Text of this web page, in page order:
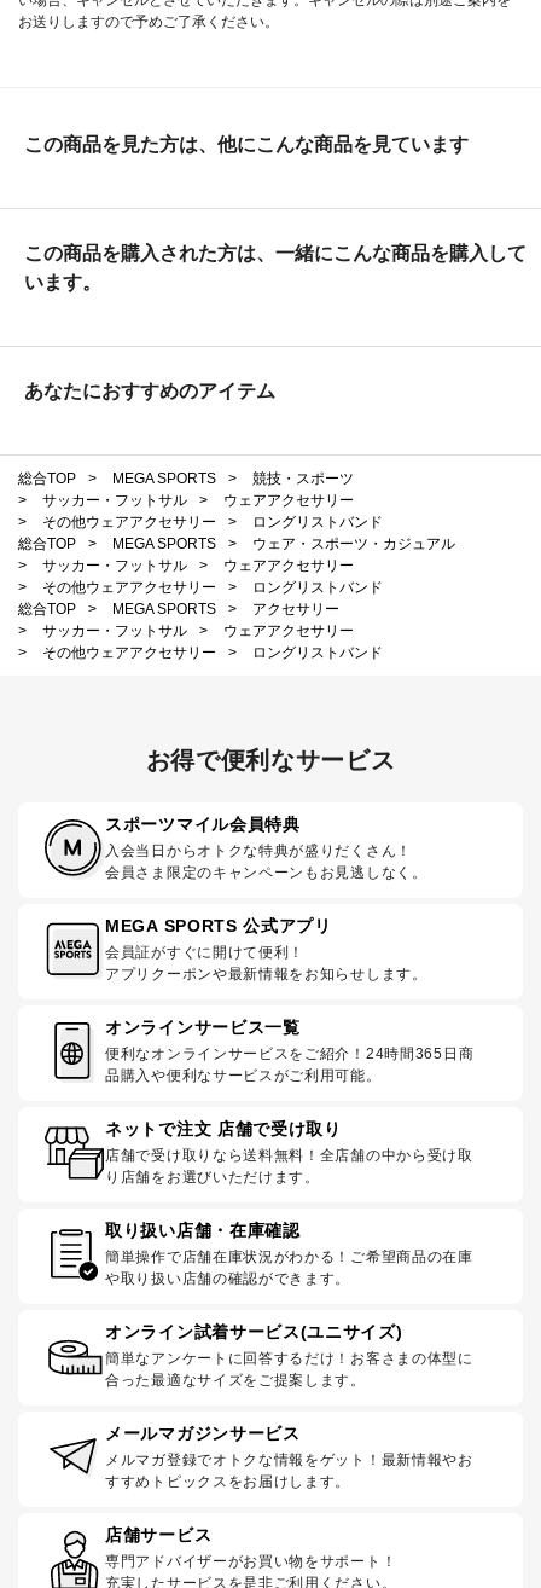
お送りしますので予めご了承ください。
この商品を見た方は、他にこんな商品を見ています
この商品を購入された方は、一緒にこんな商品を購入して
います。
あなたにおすすめのアイテム
総合TOP > MEGA SPORTS >
競技・スポーツ
>
サッカー・フットサル >
ウェアアクセサリー
>
その他ウェアアクセサリー >
ロングリストバンド
総合TOP
> MEGA SPORTS >
ウェア・スポーツ・カジュアル
>
サッカー・フットサル >
ウェアアクセサリー
>
その他ウェアアクセサリー >
ロングリストバンド
総合TOP
> MEGA SPORTS >
アクセサリー
>
サッカー・フットサル >
ウェアアクセサリー
>
その他ウェアアクセサリー > ロングリストバンド
お得で便利なサービス
スポーツマイル会員特典
入会当日からオトクな特典が盛りだくさん！
会員さま限定のキャンペーンもお見逃しなく。
MEGA SPORTS 公式アプリ
会員証がすぐに開けて便利！
アプリクーポンや最新情報をお知らせします。
オンラインサービス一覧
便利なオンラインサービスをご紹介！24時間365日商
品購入や便利なサービスがご利用可能。
ネットで注文 店舗で受け取り
店舗で受け取りなら送料無料！全店舗の中から受け取
り店舗をお選びいただけます。
取り扱い店舗・在庫確認
簡単操作で店舗在庫状況がわかる！ご希望商品の在庫
や取り扱い店舗の確認ができます。
オンライン試着サービス(ユニサイズ)
簡単なアンケートに回答するだけ！お客さまの体型に
合った最適なサイズをご提案します。
メールマガジンサービス
メルマガ登録でオトクな情報をゲット！最新情報やお
すすめトピックスをお届けします。
店舗サービス
専門アドバイザーがお買い物をサポート！
充実したサービスを是非ご利用ください。